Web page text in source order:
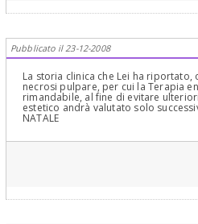
Pubblicato il 23-12-2008
La storia clinica che Lei ha
necrosi pulpare, per cui la Terapia
rimandabile, al fine di evitare
estetico andrà valutato solo
NATALE